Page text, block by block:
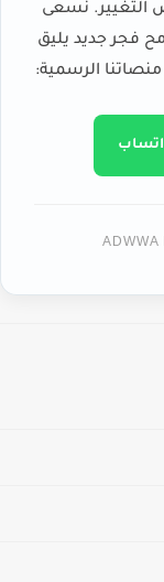
التغيير. نسعى
فجر جديد يليق
الرسمية:
ADWWA